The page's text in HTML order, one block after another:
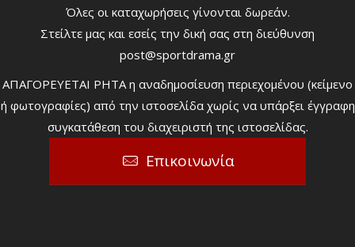
Όλες οι καταχωρήσεις γίνονται δωρεάν.
Στείλτε μας και εσείς την δική σας στη διεύθυνση
post@sportdrama.gr
ΑΠΑΓΟΡΕΥΕΤΑΙ ΡΗΤΑ η αναδημοσίευση περιεχομένου (κείμενο
ή φωτογραφίες) από την ιστοσελίδα χωρίς να υπάρξει έγγραφη
συγκατάθεση του διαχειριστή της ιστοσελίδας.
Επικοινωνία